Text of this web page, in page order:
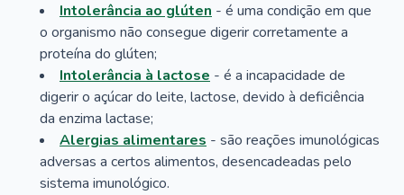
Intolerância ao glúten - é uma condição em que
o organismo não consegue digerir corretamente a
proteína do glúten;
Intolerância à lactose - é a incapacidade de
digerir o açúcar do leite, lactose, devido à deficiência
da enzima lactase;
Alergias alimentares - são reações imunológicas
adversas a certos alimentos, desencadeadas pelo
sistema imunológico.